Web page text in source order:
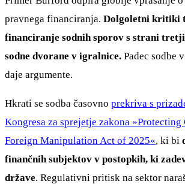
pravnega financiranja. Dolgoletni kritiki
financiranje sodnih sporov s strani
sodne dvorane v igralnice. Padec sodbe
daje argumente.
Hkrati se sodba časovno prekriva s
Kongresa za sprejetje zakona
Foreign Manipulation Act of 2025«, ki bi
finančnih subjektov v postopkih, ki
države. Regulativni pritisk na sektor